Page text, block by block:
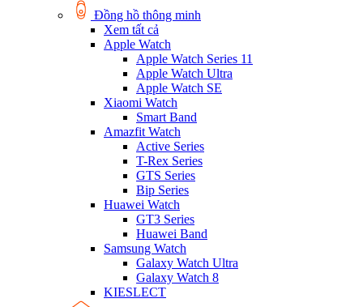
Đồng hồ thông minh
Xem tất cả
Apple Watch
Apple Watch Series 11
Apple Watch Ultra
Apple Watch SE
Xiaomi Watch
Smart Band
Amazfit Watch
Active Series
T-Rex Series
GTS Series
Bip Series
Huawei Watch
GT3 Series
Huawei Band
Samsung Watch
Galaxy Watch Ultra
Galaxy Watch 8
KIESLECT